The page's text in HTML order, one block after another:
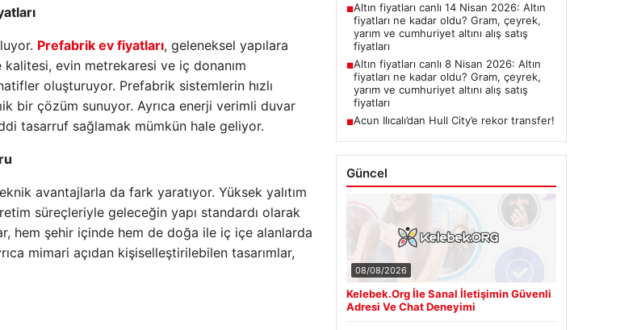
Prefabrik ev fiyatları, geleneksel yapılara
evin metrekaresi ve iç donanım
oluşturuyor. Prefabrik sistemlerin hızlı
bir çözüm sunuyor. Ayrıca enerji verimli duvar
tasarruf sağlamak mümkün hale geliyor.
avantajlarla da fark yaratıyor. Yüksek yalıtım
süreçleriyle geleceğin yapı standardı olarak
hem şehir içinde hem de doğa ile iç içe alanlarda
mimari açıdan kişiselleştirilebilen tasarımlar,
■Altın fiyatları canlı 14 Nisan 2026: Altın
fiyatları ne kadar oldu? Gram, çeyrek,
yarım ve cumhuriyet altını alış satış
fiyatları
■Altın fiyatları canlı 8 Nisan 2026: Altın
fiyatları ne kadar oldu? Gram, çeyrek,
yarım ve cumhuriyet altını alış satış
fiyatları
■Acun Ilıcalı’dan Hull City’e rekor transfer!
Güncel
08/08/2026
Kelebek.Org İle Sanal İletişimin Güvenli
Adresi Ve Chat Deneyimi